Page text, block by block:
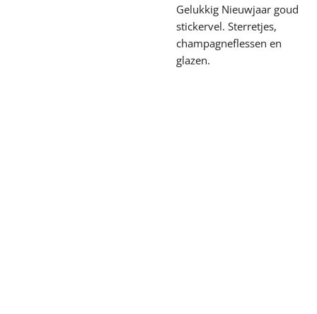
Gelukkig Nieuwjaar goud
stickervel. Sterretjes,
champagneflessen en
glazen.